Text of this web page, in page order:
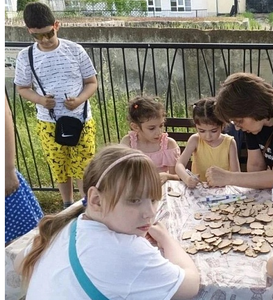
Наши контакты
236022 г. Калининград ул. Комсомольская, д.3
8 (4012) 21 87 61
maoudyuckom@edu.klgd.ru
Нашли ошибку? Сообщите нам!
Выделите и нажмите Ctr+Enter
Разделы
Главная
Об учреждении
Контакты
Карта сайта
Политика конфиденциальности
Следуйте за нами
Обратная связь
Если у вас есть вопросы, задайте их через специальную форму